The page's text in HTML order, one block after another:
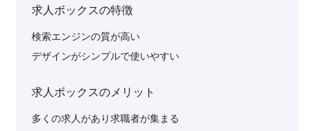
求人ボックスの特徴
検索エンジンの質が高い
デザインがシンプルで使いやすい
求人ボックスのメリット
多くの求人があり求職者が集まる